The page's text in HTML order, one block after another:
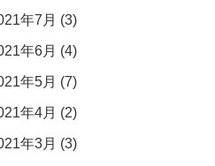
年7月 (3)
年6月 (4)
年5月 (7)
年4月 (2)
年3月 (3)